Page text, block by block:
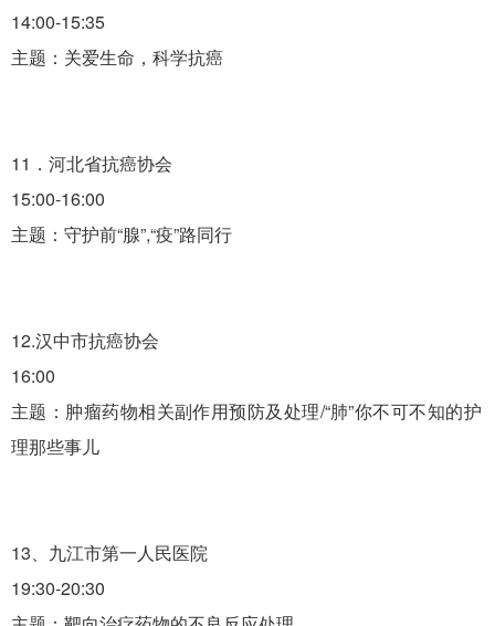
14:00-15:35
主题：关爱生命，科学抗癌
11．河北省抗癌协会
15:00-16:00
主题：守护前“腺”,“疫”路同行
12.汉中市抗癌协会
16:00
主题：肿瘤药物相关副作用预防及处理/“肺”你不可不知的护
理那些事儿
13、九江市第一人民医院
19:30-20:30